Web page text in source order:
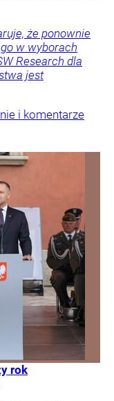
że ponownie
w wyborach
Research dla
jest
i komentarze
rok